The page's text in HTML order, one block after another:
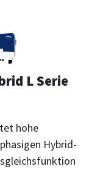
L Serie
hohe
Hybrid-